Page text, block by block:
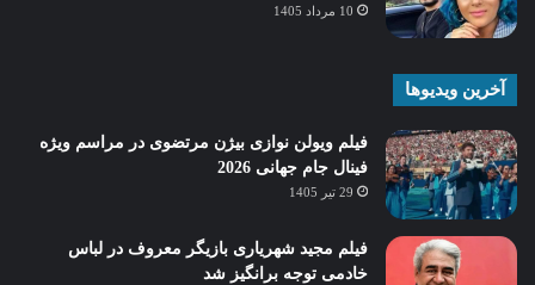
10 مرداد 1405
آخرین ویدیوها
فیلم ویولن نوازی بیژن مرتضوی در مراسم ویژه
فینال جام جهانی 2026
29 تیر 1405
فیلم مجید شهریاری بازیگر معروف در لباس
خادمی توجه برانگیز شد